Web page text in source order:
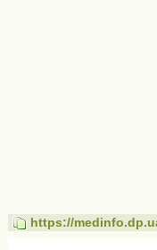
https://